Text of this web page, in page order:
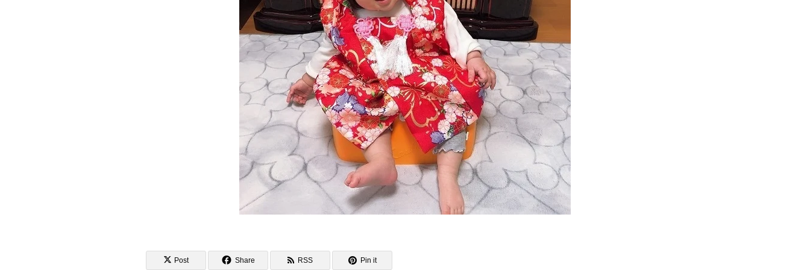
Post Share RSS Pin it